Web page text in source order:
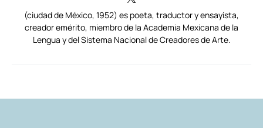
(ciudad de México, 1952) es poeta, traductor y ensayista,
creador emérito, miembro de la Academia Mexicana de la
Lengua y del Sistema Nacional de Creadores de Arte.